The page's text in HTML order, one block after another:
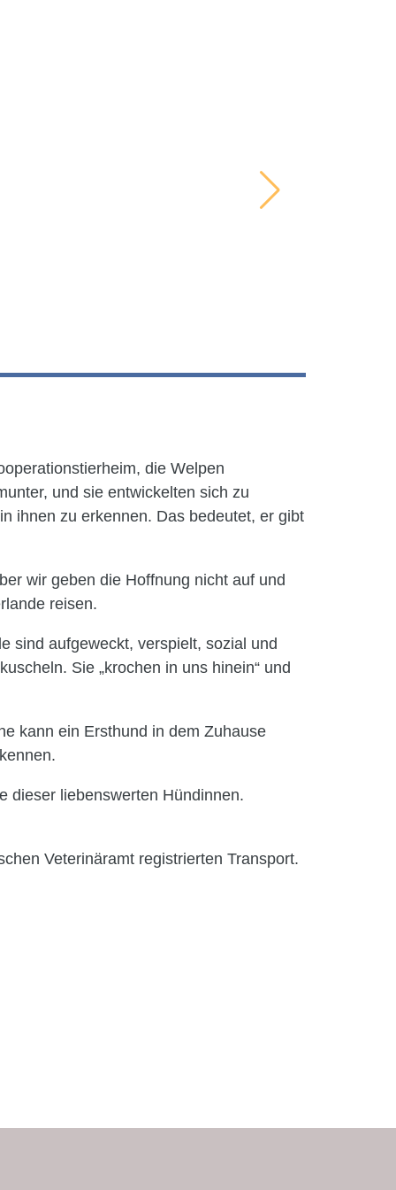
die Welpen
und sie entwickelten sich zu
ihnen zu erkennen. Das bedeutet, er gibt
wir geben die Hoffnung nicht auf und
reisen.
sind aufgeweckt, verspielt, sozial und
Sie „krochen in uns hinein“ und
kann ein Ersthund in dem Zuhause
dieser liebenswerten Hündinnen.
Veterinäramt registrierten Transport.